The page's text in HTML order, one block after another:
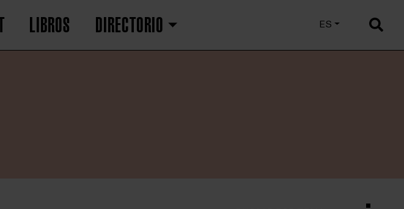
LIBROS DIRECTORIO EU EN
ES